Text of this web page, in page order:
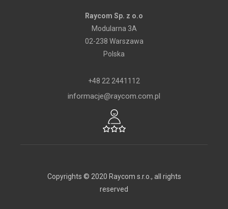
Raycom Sp. z o.o
Modularna 3A
02-238 Warszawa
Polska
+48 22 2441112
informacje@raycom.com.pl
Copyrights © 2020 Raycom s.r.o., all rights
reserved